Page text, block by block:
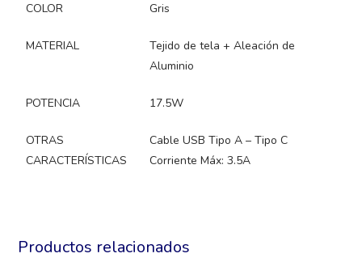
COLOR Gris
MATERIAL
Tejido de tela + Aleación de
Aluminio
POTENCIA 17.5W
OTRAS
CARACTERÍSTICAS
Cable USB Tipo A – Tipo C
Corriente Máx: 3.5A
Productos relacionados